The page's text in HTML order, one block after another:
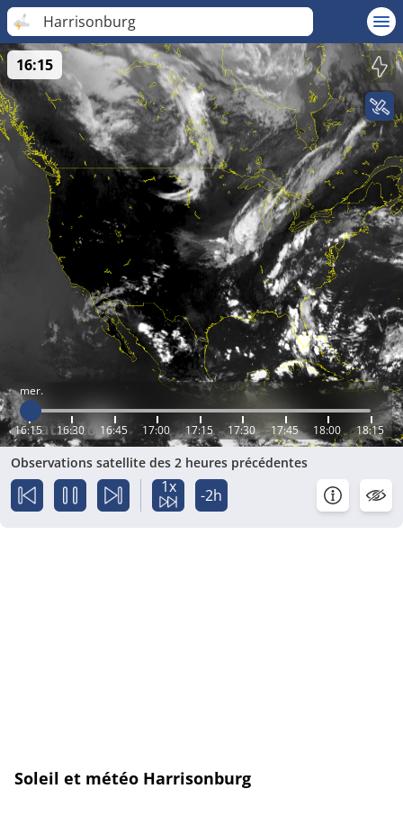
Harrisonburg
mer.
16:15 16:30 16:45 17:00 17:15 17:30 17:45 18:00 18:15
16:15
Observations satellite des 2 heures précédentes
1x -2h
Soleil et météo Harrisonburg